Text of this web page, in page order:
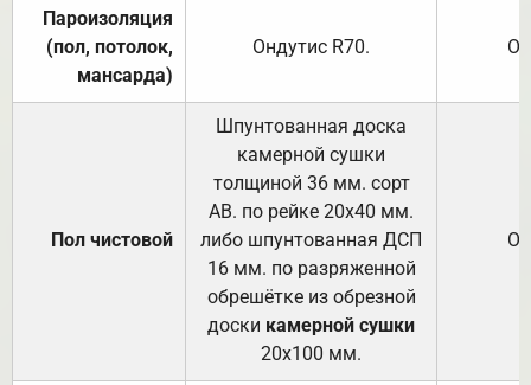
Пароизоляция
(пол, потолок,
мансарда)
Ондутис R70.
Пол чистовой
Шпунтованная доска
камерной сушки
толщиной 36 мм. сорт
АВ. по рейке 20х40 мм.
либо шпунтованная ДСП
16 мм. по разряженной
обрешётке из обрезной
доски камерной сушки
20х100 мм.